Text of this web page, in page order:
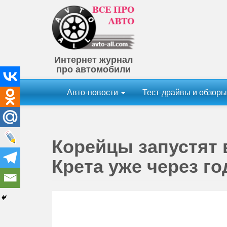
Интернет журнал
про автомобили
Авто-новости Тест-драйвы и
Корейцы
Крета уже через